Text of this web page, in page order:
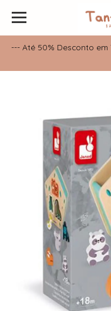
--- Até 50% Desconto